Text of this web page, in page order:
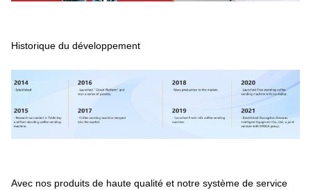
Historique du développement
Avec nos produits de haute qualité et notre système de service